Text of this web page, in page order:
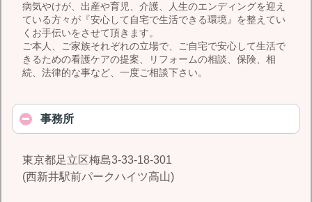
病気やけが、出産や育児、介護、人生のエンディングを迎え
ている方々が『安心して自宅で生活できる環境』を整えてい
くお手伝いをさせて頂きます。
ご本人、ご家族それぞれの立場で、ご自宅で安心して生活で
きるための看護ケアの提案、リフォームの相談、保険、相
続、法律的な事など、一度ご相談下さい。
事務所
東京都足立区梅島3-33-18-301
(西新井駅前パークハイツ高山)